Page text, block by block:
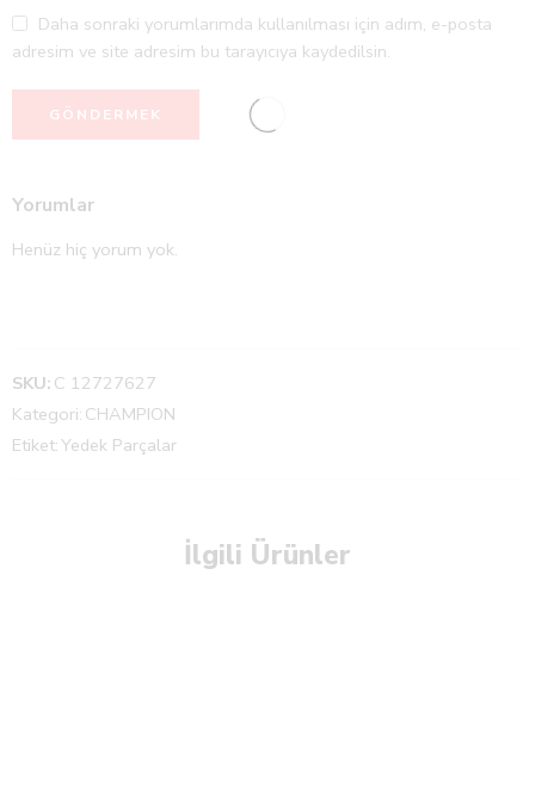
Daha sonraki yorumlarımda kullanılması için adım, e-posta
adresim ve site adresim bu tarayıcıya kaydedilsin.
Yorumlar
Henüz hiç yorum yok.
SKU: C 12727627
Kategori: CHAMPION
Etiket:Yedek Parçalar
İlgili Ürünler